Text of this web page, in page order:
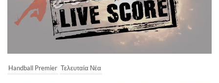
Handball Premier Τελευταία Νέα